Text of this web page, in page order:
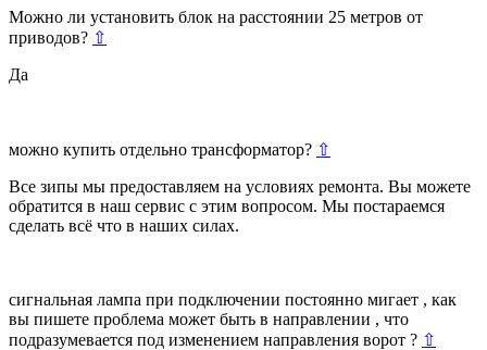
Можно ли установить блок на расстоянии 25 метров от
приводов? ⇧
Да
можно купить отдельно трансформатор? ⇧
Все зипы мы предоставляем на условиях ремонта. Вы можете
обратится в наш сервис с этим вопросом. Мы постараемся
сделать всё что в наших силах.
сигнальная лампа при подключении постоянно мигает , как
вы пишете проблема может быть в направлении , что
подразумевается под изменением направления ворот ? ⇧